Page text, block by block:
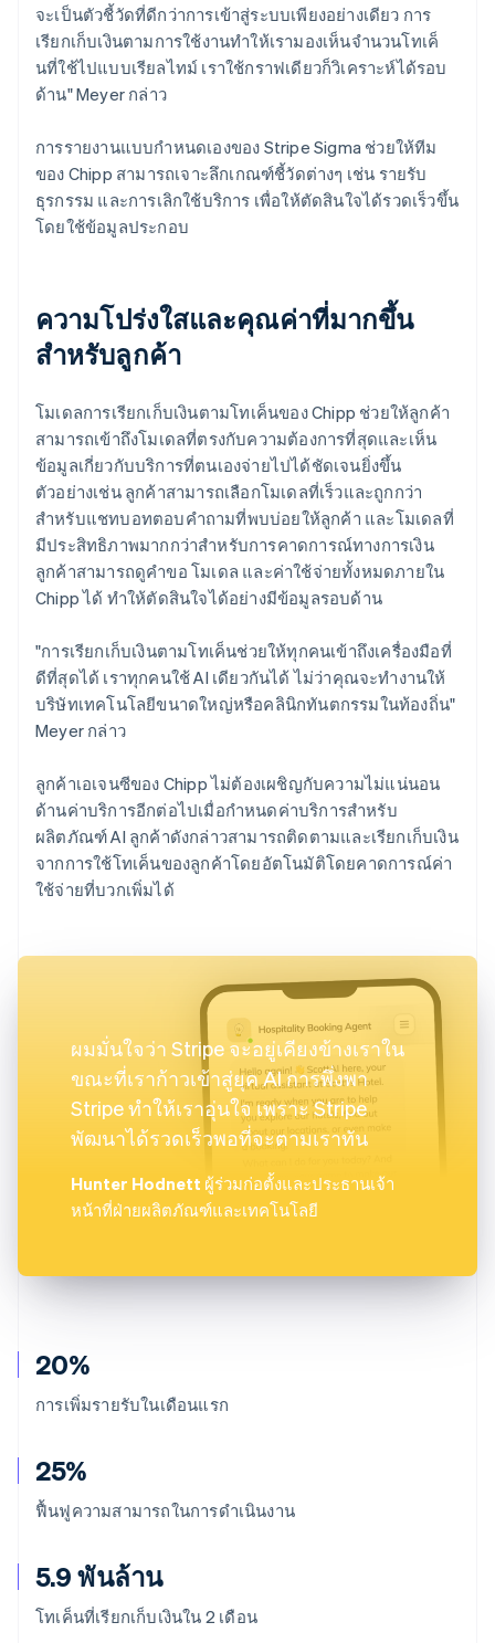
20%
การเพิ่มรายรับในเดือนแรก
25%
ฟื้นฟูความสามารถในการดำเนินงาน
5.9 พันล้าน
โทเค็นที่เรียกเก็บเงินใน 2 เดือน
จะเป็นตัวชี้วัดที่ดีกว่าการเข้าสู่ระบบเพียงอย่างเดียว การ
เรียกเก็บเงินตามการใช้งานทำให้เรามองเห็นจำนวนโทเค็
นที่ใช้ไปแบบเรียลไทม์ เราใช้กราฟเดียวก็วิเคราะห์ได้รอบ
ด้าน" Meyer กล่าว
การรายงานแบบกำหนดเองของ Stripe Sigma ช่วยให้ทีม
ของ Chipp สามารถเจาะลึกเกณฑ์ชี้วัดต่างๆ เช่น รายรับ
ธุรกรรม และการเลิกใช้บริการ เพื่อให้ตัดสินใจได้รวดเร็วขึ้น
โดยใช้ข้อมูลประกอบ
ความโปร่งใสและคุณค่าที่มากขึ้น
สำหรับลูกค้า
โมเดลการเรียกเก็บเงินตามโทเค็นของ Chipp ช่วยให้ลูกค้า
สามารถเข้าถึงโมเดลที่ตรงกับความต้องการที่สุดและเห็น
ข้อมูลเกี่ยวกับบริการที่ตนเองจ่ายไปได้ชัดเจนยิ่งขึ้น
ตัวอย่างเช่น ลูกค้าสามารถเลือกโมเดลที่เร็วและถูกกว่า
สำหรับแชทบอทตอบคำถามที่พบบ่อยให้ลูกค้า และโมเดลที่
มีประสิทธิภาพมากกว่าสำหรับการคาดการณ์ทางการเงิน
ลูกค้าสามารถดูคำขอ โมเดล และค่าใช้จ่ายทั้งหมดภายใน
Chipp ได้ ทำให้ตัดสินใจได้อย่างมีข้อมูลรอบด้าน
"การเรียกเก็บเงินตามโทเค็นช่วยให้ทุกคนเข้าถึงเครื่องมือที่
ดีที่สุดได้ เราทุกคนใช้ AI เดียวกันได้ ไม่ว่าคุณจะทำงานให้
บริษัทเทคโนโลยีขนาดใหญ่หรือคลินิกทันตกรรมในท้องถิ่น"
Meyer กล่าว
ลูกค้าเอเจนซีของ Chipp ไม่ต้องเผชิญกับความไม่แน่นอน
ด้านค่าบริการอีกต่อไปเมื่อกำหนดค่าบริการสำหรับ
ผลิตภัณฑ์ AI ลูกค้าดังกล่าวสามารถติดตามและเรียกเก็บเงิน
จากการใช้โทเค็นของลูกค้าโดยอัตโนมัติโดยคาดการณ์ค่า
ใช้จ่ายที่บวกเพิ่มได้
ผมมั่นใจว่า Stripe จะอยู่เคียงข้างเราใน
ขณะที่เราก้าวเข้าสู่ยุค AI การพึ่งพา
Stripe ทำให้เราอุ่นใจ เพราะ Stripe
พัฒนาได้รวดเร็วพอที่จะตามเราทัน
Hunter Hodnett ผู้ร่วมก่อตั้งและประธานเจ้า
หน้าที่ฝ่ายผลิตภัณฑ์และเทคโนโลยี